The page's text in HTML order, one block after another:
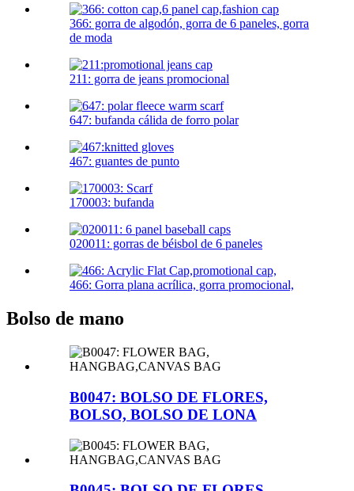
366: gorra de algodón, gorra de 6 paneles, gorra
de moda
211: gorra de jeans promocional
647: bufanda cálida de forro polar
467: guantes de punto
170003: bufanda
020011: gorras de béisbol de 6 paneles
466: Gorra plana acrílica, gorra promocional,
Bolso de mano
B0047: BOLSO DE FLORES,
BOLSO, BOLSO DE LONA